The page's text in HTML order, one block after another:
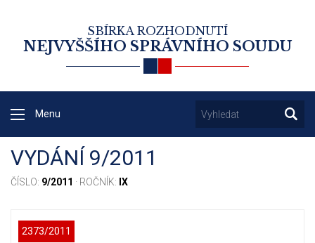
SBÍRKA ROZHODNUTÍ
NEJVYŠŠÍHO SPRÁVNÍHO SOUDU
Menu
VYDÁNÍ 9/2011
ČÍSLO: 9/2011 · ROČNÍK: IX
2373/2011